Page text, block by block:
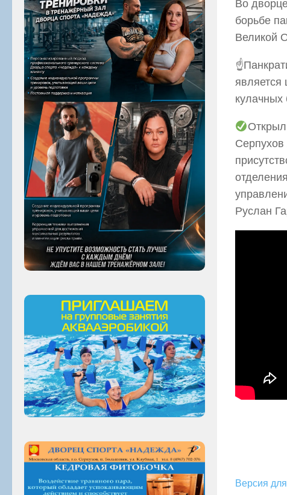
Во
борьбе
Великой
является
кулачных
Серпухов
Руслан
Версия